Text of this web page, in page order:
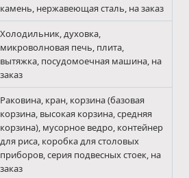
камень, нержавеющая сталь, на заказ
Холодильник, духовка,
микроволновая печь, плита,
вытяжка, посудомоечная машина, на
заказ
Раковина, кран, корзина (базовая
корзина, высокая корзина, средняя
корзина), мусорное ведро, контейнер
для риса, коробка для столовых
приборов, серия подвесных стоек, на
заказ